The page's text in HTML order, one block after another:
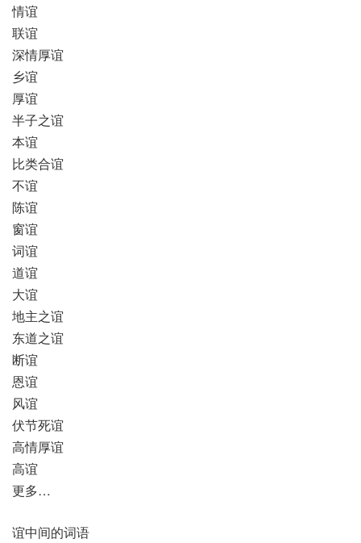
情谊
联谊
深情厚谊
乡谊
厚谊
半子之谊
本谊
比类合谊
不谊
陈谊
窗谊
词谊
道谊
大谊
地主之谊
东道之谊
断谊
恩谊
风谊
伏节死谊
高情厚谊
高谊
更多…
谊中间的词语